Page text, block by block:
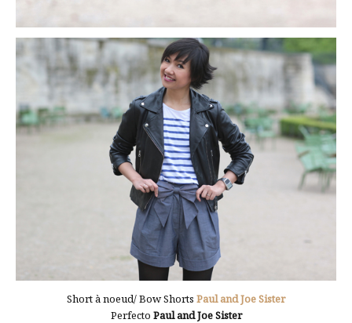
Short à noeud/ Bow Shorts Paul and Joe Sister
Perfecto Paul and Joe Sister